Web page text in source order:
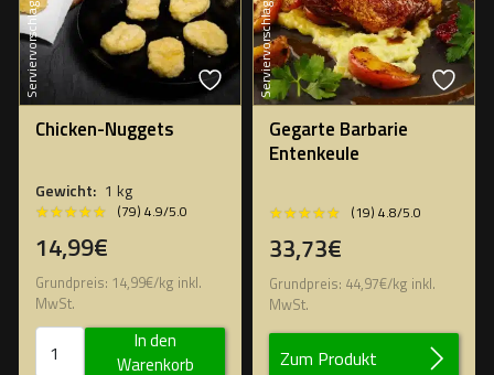
Serviervorschlag
Chicken-Nuggets
Gewicht: 1 kg
★★★★★
★★★★★ (79) 4.9/5.0
14,99€
Grundpreis: 14,99€/kg inkl.
MwSt.
In den
Warenkorb
Serviervorschlag
Gegarte Barbarie
Entenkeule
★★★★★
★★★★★ (19) 4.8/5.0
33,73€
Grundpreis: 44,97€/kg inkl.
MwSt.
Zum Produkt